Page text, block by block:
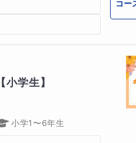
えてもらいながら一緒に読ん
ご安心ください。
コー
学生】
小学1〜6年生